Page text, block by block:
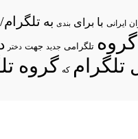
ایرانی با برای بندی به تلگرام/
تلگرامی جدید جهت دختر
تلگرام که گروه